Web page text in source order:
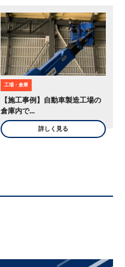
工場・倉庫
【施工事例】自動車製造工場の
倉庫内で...
詳しく見る